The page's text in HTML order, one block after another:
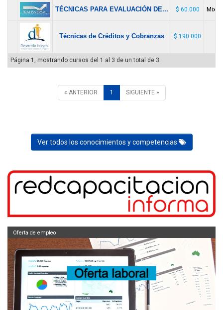
TÉCNICAS PARA EVALUACIÓN DE... $ 60.000
Técnicas de Créditos y Cobranzas $ 190.000
Página 1, mostrando cursos del 1 al 3 de un total de 3. .
« ANTERIOR 1 SIGUIENTE »
Ver todos los conocimientos y competencias
Oferta de empleo